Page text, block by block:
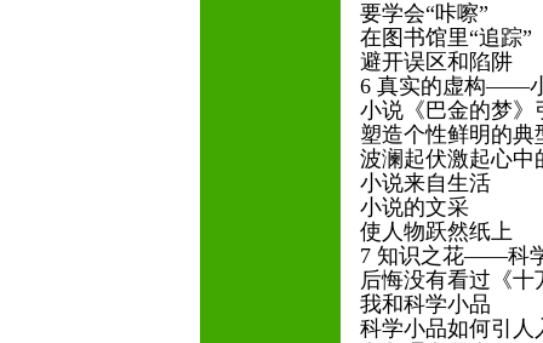
要学会“咔嚓”
在图书馆里“追踪”
避开误区和陷阱
6 真实的虚构——
小说《巴金的梦
塑造个性鲜明的
波澜起伏激起心
小说来自生活
小说的文采
使人物跃然纸上
7 知识之花——科
后悔没有看过《
我和科学小品
科学小品如何引